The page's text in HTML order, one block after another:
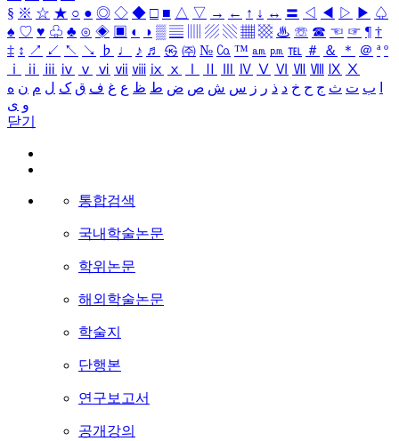
§ ※ ☆ ★ ○ ● ◎ ◇ ◆ □ ■ △ ▽ → ← ↑ ↓ ↔ 〓 ◁ ◀ ▷ ▶ ♤
♠ ♡ ♥ ♧ ♣ ⊙ ◈ ▣ ◐ ◑ ▒ ▤ ▨ ▧ ▦ ▩ ♨ ☏ ☎ ☜ ☞ ¶ †
‡ ↕ ↗ ↙ ↖ ↘ ♭ ♩ ♪ ♬ ㉿ ㈜ № ㏇ ™ ㏂ ㏘ ℡ ＃ ＆ ＊ ＠ ª º
ⅰ
ⅱ ⅲ ⅳ ⅴ ⅵ ⅶ ⅷ ⅸ ⅹ Ⅳ Ⅴ Ⅵ Ⅶ Ⅷ Ⅸ Ⅹ
ب ت ث ج ح خ د ذ ر ز س ش ص ض ط ظ ع غ ف ق ک ل م ن ه
و ی
닫기
통합검색
국내학술논문
학위논문
해외학술논문
학술지
단행본
연구보고서
공개강의